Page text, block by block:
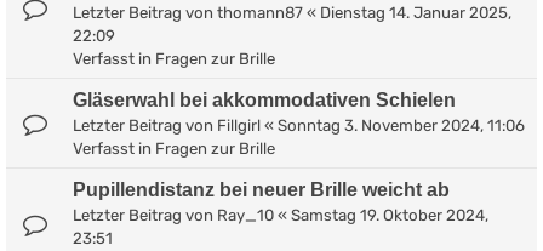
Letzter Beitrag von thomann87 « Dienstag 14. Januar 2025,
22:09
Verfasst in Fragen zur Brille
Gläserwahl bei akkommodativen Schielen
Letzter Beitrag von Fillgirl « Sonntag 3. November 2024, 11:06
Verfasst in Fragen zur Brille
Pupillendistanz bei neuer Brille weicht ab
Letzter Beitrag von Ray_10 « Samstag 19. Oktober 2024,
23:51